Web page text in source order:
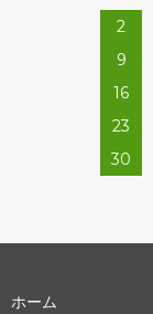
2
9
16
23
30
ホーム